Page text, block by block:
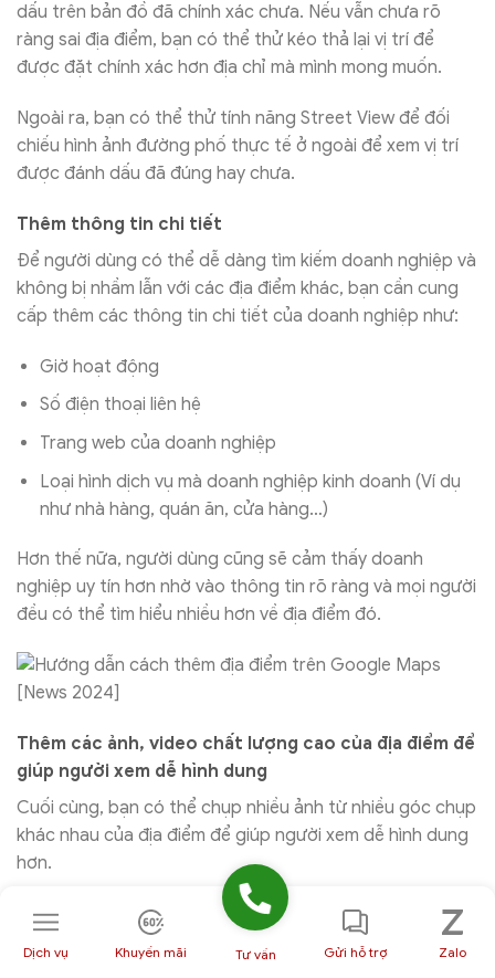
dấu trên bản đồ đã chính xác chưa. Nếu vẫn chưa rõ
ràng sai địa điểm, bạn có thể thử kéo thả lại vị trí để
được đặt chính xác hơn địa chỉ mà mình mong muốn.
Ngoài ra, bạn có thể thử tính năng Street View để đối
chiếu hình ảnh đường phố thực tế ở ngoài để xem vị trí
được đánh dấu đã đúng hay chưa.
Thêm thông tin chi tiết
Để người dùng có thể dễ dàng tìm kiếm doanh nghiệp và
không bị nhầm lẫn với các địa điểm khác, bạn cần cung
cấp thêm các thông tin chi tiết của doanh nghiệp như:
Giờ hoạt động
Số điện thoại liên hệ
Trang web của doanh nghiệp
Loại hình dịch vụ mà doanh nghiệp kinh doanh (Ví dụ
như nhà hàng, quán ăn, cửa hàng…)
Hơn thế nữa, người dùng cũng sẽ cảm thấy doanh
nghiệp uy tín hơn nhờ vào thông tin rõ ràng và mọi người
đều có thể tìm hiểu nhiều hơn về địa điểm đó.
Thêm các ảnh, video chất lượng cao của địa điểm để
giúp người xem dễ hình dung
Cuối cùng, bạn có thể chụp nhiều ảnh từ nhiều góc chụp
khác nhau của địa điểm để giúp người xem dễ hình dung
hơn.
Hình ảnh và video nên để ở chất lượng cao nhất, rõ toàn
cảnh và cận cảnh và chụp biển hiệu đề tên doanh nghiệp
Dịch vụ Khuyến mãi Tư vấn Gửi hỗ trợ Zalo